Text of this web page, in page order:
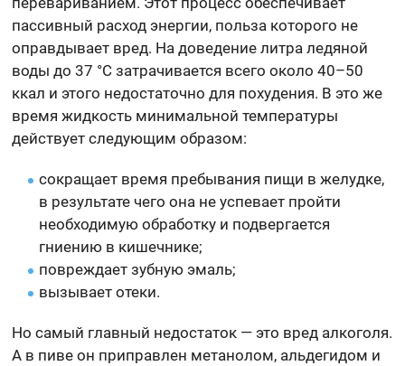
пассивный расход энергии, польза которого не
оправдывает вред. На доведение литра ледяной
воды до 37 °C затрачивается всего около 40–50
ккал и этого недостаточно для похудения. В это же
время жидкость минимальной температуры
действует следующим образом:
сокращает время пребывания пищи в желудке,
в результате чего она не успевает пройти
необходимую обработку и подвергается
гниению в кишечнике;
повреждает зубную эмаль;
вызывает отеки.
Но самый главный недостаток — это вред алкоголя.
А в пиве он приправлен метанолом, альдегидом и